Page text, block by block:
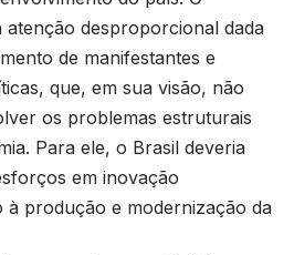
desproporcional dada
de manifestantes e
que, em sua visão, não
os problemas estruturais
Para ele, o Brasil deveria
em inovação
à produção e modernização da